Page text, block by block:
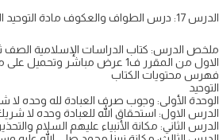
الدرس 17: درس الطواف والعكوف مادة التوحيد الدراسات الاسلامية للصف الثاني المتوسط الفصل الدراسي الاول الوحدة الثالثة عبادات وقع فيها الشرك شرح وحل
الاول من المقرر ف1 عرض مباشر وتحميل على موقع معلمك
فهرس محتويات الكتاب
التوحيد
الوحدة الأولى: وجوب صرف العبادة لله وحده لا
الدرس الاول: استحقاق الله للعبادة وحده لا
الدرس الثاني: مكانة الأنبياء عليهم السلام